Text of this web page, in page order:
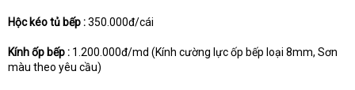
Hộc kéo tủ bếp :350.000đ/cái
Kính ốp bếp : 1.200.000đ/md (Kính cường lực ốp bếp loại 8mm, Sơn
màu theo yêu cầu)